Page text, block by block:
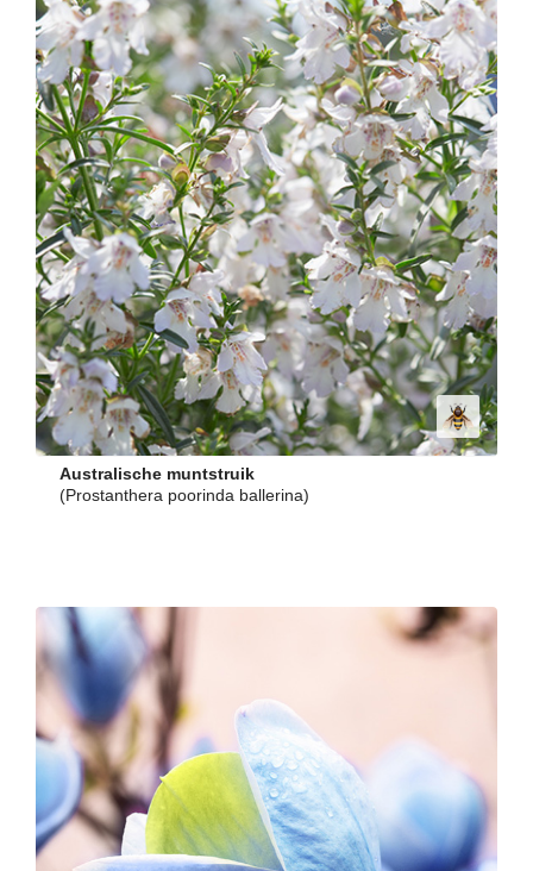
Australische muntstruik
(Prostanthera poorinda ballerina)